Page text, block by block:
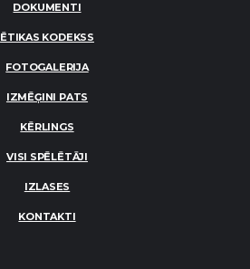
DOKUMENTI
ĒTIKAS KODEKSS
FOTOGALERIJA
IZMĒĢINI PATS
KĒRLINGS
VISI SPĒLĒTĀJI
IZLASES
KONTAKTI